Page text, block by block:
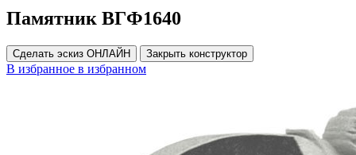
Памятник ВГФ1640
Сделать эскиз ОНЛАЙН Закрыть конструктор
В избранное в избранном